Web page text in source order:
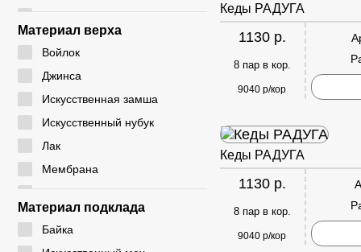
CM
CYCY
DADA
DICNI
DINO ALBAT
DUOLE
EIE
ELENA
EX-TIM
FAFALA
24 - 28
24 - 29
26 - 30
26 - 31
27 - 32
28 - 33
29 - 33
29 - 36
30 - 35
Материал верха
Войлок
Джинса
Искусственная замша
Искусственный нубук
Лак
Мембрана
Натуральная замша
Натуральная кожа
Материал подклада
Байка
Кеды РАДУГА
1130 р.
8 пар в кор.
9040 р/кор
Кеды РАДУГА
1130 р.
8 пар в кор.
9040 р/кор